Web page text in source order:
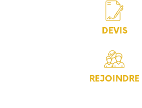
DEVIS
REJOINDRE